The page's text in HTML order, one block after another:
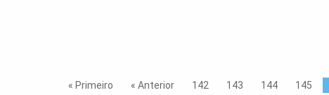
« Primeiro « Anterior 142 143 144 145